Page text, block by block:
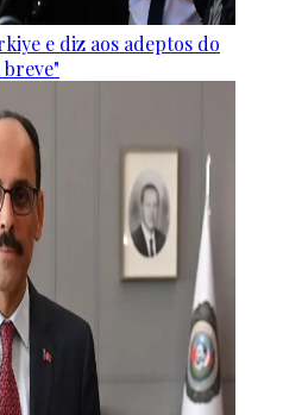
e diz aos adeptos do